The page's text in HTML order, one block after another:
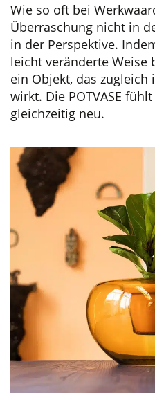
Wie so oft bei
Überraschung nicht in
in der Perspektive.
leicht veränderte Weise
ein Objekt, das
wirkt. Die POTVASE
gleichzeitig neu.